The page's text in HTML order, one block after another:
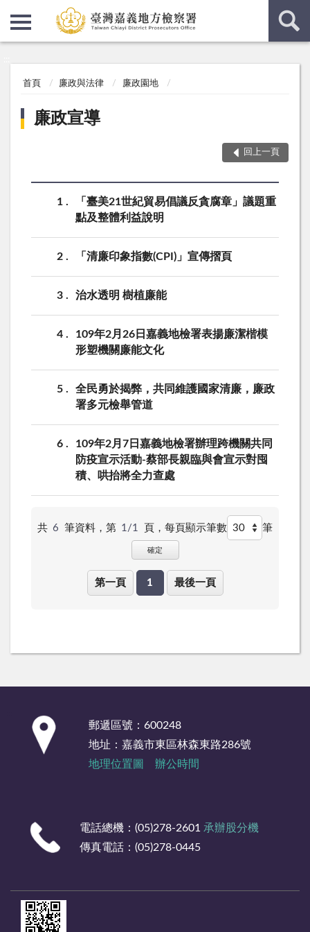
首頁 廉政與法律 廉政園地
廉政宣導
回上一頁
1
「臺美21世紀貿易倡議反貪腐章」議題重
點及整體利益說明
2 「清廉印象指數(CPI)」宣傳摺頁
3 治水透明 樹植廉能
4
109年2月26日嘉義地檢署表揚廉潔楷模
形塑機關廉能文化
5
全民勇於揭弊，共同維護國家清廉，廉政
署多元檢舉管道
6
109年2月7日嘉義地檢署辦理跨機關共同
防疫宣示活動-蔡部長親臨與會宣示對囤
積、哄抬將全力查處
共 6 筆資料，第 1/1 頁， 每頁顯示筆數 筆
確定
第一頁 1 最後一頁
郵遞區號：600248
地址：嘉義市東區林森東路286號
地理位置圖
辦公時間
電話總機：(05)278-2601 承辦股分機
傳真電話：(05)278-0445